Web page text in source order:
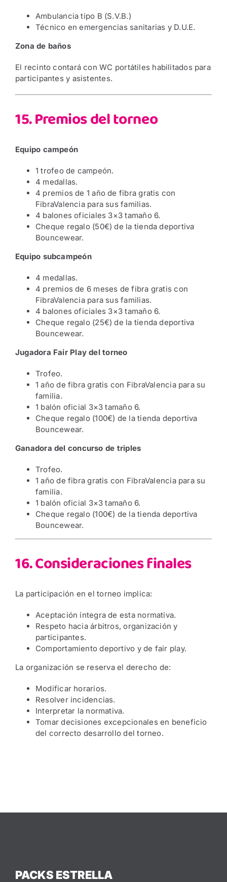
Ambulancia tipo B (S.V.B.)
Técnico en emergencias sanitarias y D.U.E.
Zona de baños
El recinto contará con WC portátiles habilitados para
participantes y asistentes.
15. Premios del torneo
Equipo campeón
1 trofeo de campeón.
4 medallas.
4 premios de 1 año de fibra gratis con
FibraValencia para sus familias.
4 balones oficiales 3×3 tamaño 6.
Cheque regalo (50€) de la tienda deportiva
Bouncewear.
Equipo subcampeón
4 medallas.
4 premios de 6 meses de fibra gratis con
FibraValencia para sus familias.
4 balones oficiales 3×3 tamaño 6.
Cheque regalo (25€) de la tienda deportiva
Bouncewear.
Jugadora Fair Play del torneo
Trofeo.
1 año de fibra gratis con FibraValencia para su
familia.
1 balón oficial 3×3 tamaño 6.
Cheque regalo (100€) de la tienda deportiva
Bouncewear.
Ganadora del concurso de triples
Trofeo.
1 año de fibra gratis con FibraValencia para su
familia.
1 balón oficial 3×3 tamaño 6.
Cheque regalo (100€) de la tienda deportiva
Bouncewear.
16. Consideraciones finales
La participación en el torneo implica:
Aceptación íntegra de esta normativa.
Respeto hacia árbitros, organización y
participantes.
Comportamiento deportivo y de fair play.
La organización se reserva el derecho de:
Modificar horarios.
Resolver incidencias.
Interpretar la normativa.
Tomar decisiones excepcionales en beneficio
del correcto desarrollo del torneo.
PACKS ESTRELLA